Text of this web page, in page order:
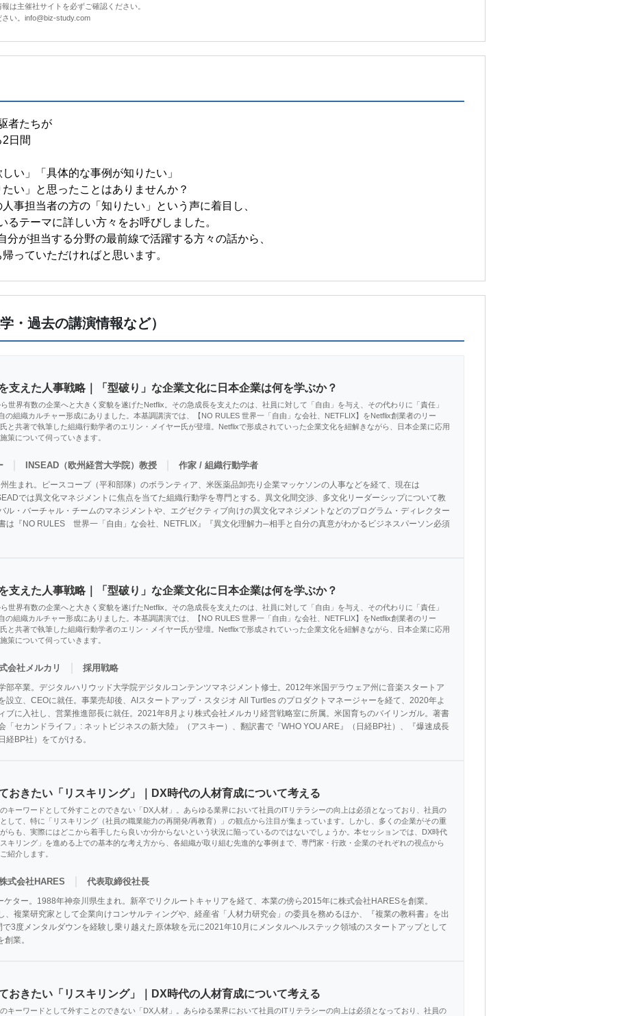
は主催社サイトを必ずご確認ください。
い。info@biz-study.com
者たちが
日間
い」「具体的な事例が知りたい」
い」と思ったことはありませんか？
事担当者の方の「知りたい」という声に着目し、
テーマに詳しい方々をお呼びしました。
が担当する分野の最前線で活躍する方々の話から、
っていただければと思います。
・過去の講演情報など）
支えた人事戦略｜「型破り」な企業文化に日本企業は何を学ぶか？
世界有数の企業へと大きく変貌を遂げたNetflix。その急成長を支えたのは、社員に対して「自由」を与え、その代わりに「責任」
の組織カルチャー形成にありました。本基調講演では、【NO RULES 世界一「自由」な会社、NETFLIX】をNetflix創業者のリー
と共著で執筆した組織行動学者のエリン・メイヤー氏が登壇。Netflixで形成されていった企業文化を紐解きながら、日本企業に応用
策について伺っていきます。
INSEAD（欧州経営大学院）教授 作家 / 組織行動学者
生まれ。ピースコープ（平和部隊）のボランティア、米医薬品卸売り企業マッケソンの人事などを経て、現在は
では異文化マネジメントに焦点を当てた組織行動学を専門とする。異文化間交渉、多文化リーダーシップについて教
ル・バーチャル・チームのマネジメントや、エグゼクティブ向けの異文化マネジメントなどのプログラム・ディレクター
は『NO RULES　世界一「自由」な会社、NETFLIX』『異文化理解力─相手と自分の真意がわかるビジネスパーソン必須
支えた人事戦略｜「型破り」な企業文化に日本企業は何を学ぶか？
世界有数の企業へと大きく変貌を遂げたNetflix。その急成長を支えたのは、社員に対して「自由」を与え、その代わりに「責任」
の組織カルチャー形成にありました。本基調講演では、【NO RULES 世界一「自由」な会社、NETFLIX】をNetflix創業者のリー
と共著で執筆した組織行動学者のエリン・メイヤー氏が登壇。Netflixで形成されていった企業文化を紐解きながら、日本企業に応用
策について伺っていきます。
会社メルカリ 採用戦略
部卒業。デジタルハリウッド大学院デジタルコンテンツマネジメント修士。2012年米国デラウェア州に音楽スタートア
設立、CEOに就任。事業売却後、AIスタートアップ・スタジオ All Turtles のプロダクトマネージャーを経て、2020年よ
ブに入社し、営業推進部長に就任。2021年8月より株式会社メルカリ経営戦略室に所属。米国育ちのバイリンガル。著書
「セカンドライフ」: ネットビジネスの新大陸』（アスキー）、翻訳書で『WHO YOU ARE』（日経BP社）、『爆速成長
経BP社）をてがける。
おきたい「リスキリング」｜DX時代の人材育成について考える
キーワードとして外すことのできない「DX人材」。あらゆる業界において社員のITリテラシーの向上は必須となっており、社員の
して、特に「リスキリング（社員の職業能力の再開発/再教育）」の観点から注目が集まっています。しかし、多くの企業がその重
らも、実際にはどこから着手したら良いか分からないという状況に陥っているのではないでしょうか。本セッションでは、DX時代
キリング」を進める上での基本的な考え方から、各組織が取り組む先進的な事例まで、専門家・行政・企業のそれぞれの視点から
紹介します。
式会社HARES 代表取締役社長
ケター。1988年神奈川県生まれ。新卒でリクルートキャリアを経て、本業の傍ら2015年に株式会社HARESを創業。
、複業研究家として企業向けコンサルティングや、経産省「人材力研究会」の委員を務めるほか、『複業の教科書』を出
で3度メンタルダウンを経験し乗り越えた原体験を元に2021年10月にメンタルヘルステック領域のスタートアップとして
業。
おきたい「リスキリング」｜DX時代の人材育成について考える
キーワードとして外すことのできない「DX人材」。あらゆる業界において社員のITリテラシーの向上は必須となっており、社員の